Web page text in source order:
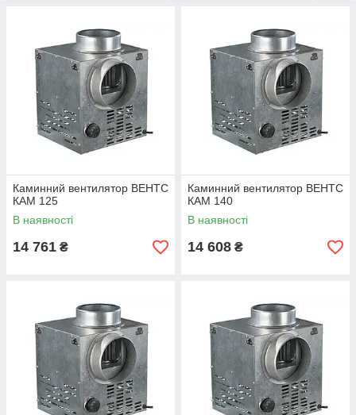
Каминний вентилятор ВЕНТС
КАМ 125
В наявності
14 761 ₴
Каминний вентилятор ВЕНТС
КАМ 140
В наявності
14 608 ₴